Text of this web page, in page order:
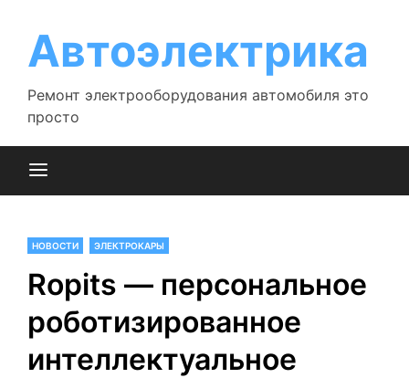
содержимому
Автоэлектрика
Ремонт электрооборудования автомобиля это
просто
НОВОСТИ ЭЛЕКТРОКАРЫ
Ropits — персональное
роботизированное
интеллектуальное